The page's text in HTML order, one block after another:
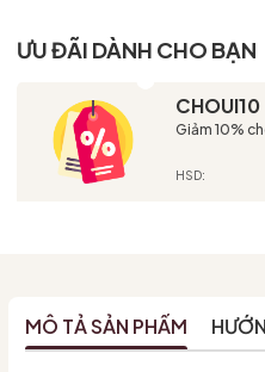
ƯU ĐÃI DÀNH CHO BẠN
CHOUI10
Giảm 10%
HSD:
MÔ TẢ SẢN PHẨM